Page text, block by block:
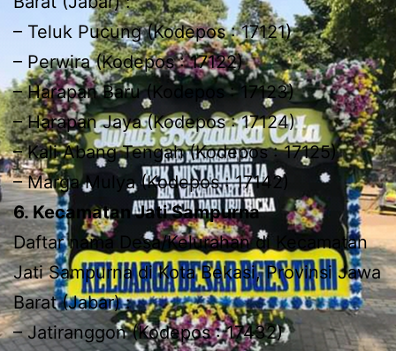
– Teluk Pucung (Kodepos : 17121)
– Perwira (Kodepos : 17122)
– Harapan Baru (Kodepos : 17123)
– Harapan Jaya (Kodepos : 17124)
– Kali Abang Tengah (Kodepos : 17125)
– Marga Mulya (Kodepos : 17142)
6. Kecamatan Jati Sampurna
Daftar nama Desa/Kelurahan di Kecamatan
Jati Sampurna di Kota Bekasi, Provinsi Jawa
Barat (Jabar) :
– Jatiranggon (Kodepos : 17432)